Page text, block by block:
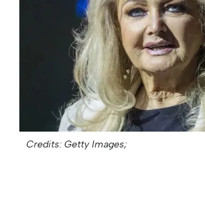
Credits: Getty Images;